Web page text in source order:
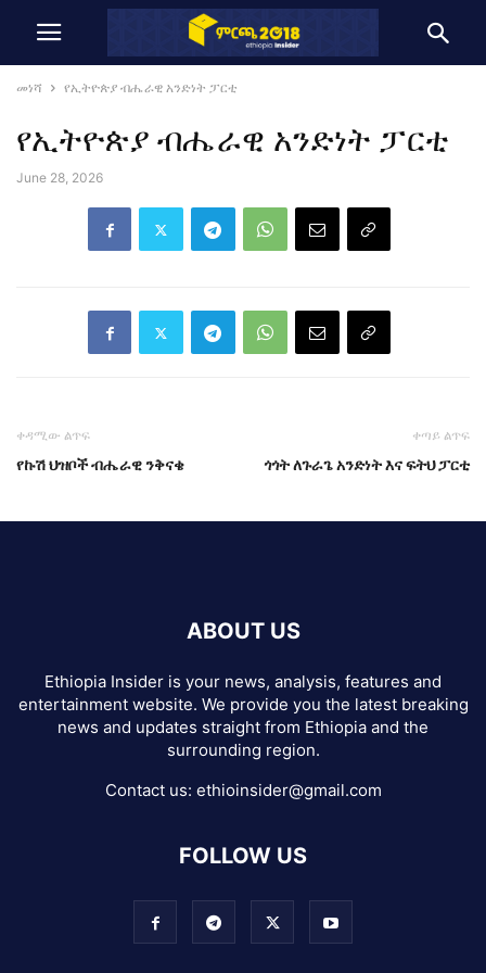
መነሻ የኢትዮጵያ ብሔራዊ አንድነት ፓርቲ
የኢትዮጵያ ብሔራዊ አንድነት ፓርቲ
June 28, 2026
ቀዳሚው ልጥፍ
የኩሽ ህዝቦች ብሔራዊ ንቅናቄ
ቀጣይ ልጥፍ
ጎጎት ለጉራጌ አንድነት እና ፍትህ ፓርቲ
ABOUT US
Ethiopia Insider is your news, analysis, features and
entertainment website. We provide you the latest breaking
news and updates straight from Ethiopia and the
surrounding region.
Contact us: ethioinsider@gmail.com
FOLLOW US